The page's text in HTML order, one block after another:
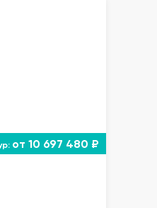
от 10 697 480 ₽